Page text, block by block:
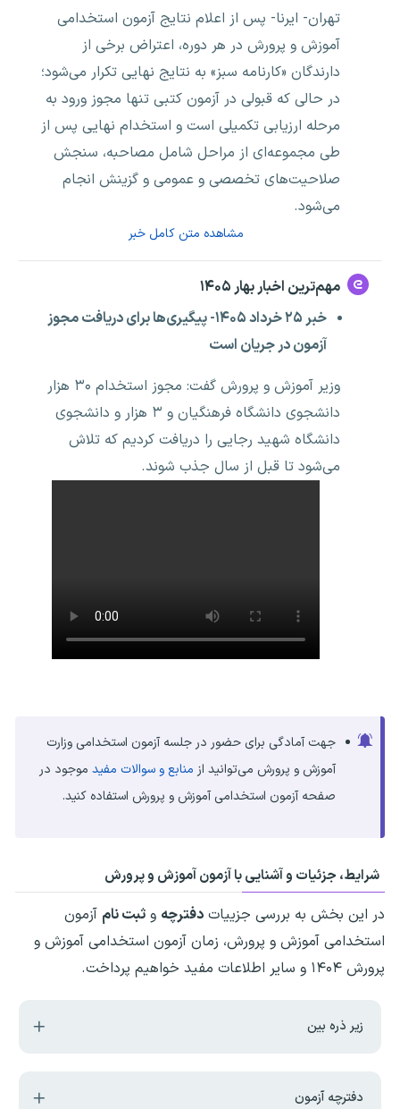
تهران- ایرنا- پس از اعلام نتایج آزمون استخدامی
آموزش و پرورش در هر دوره، اعتراض برخی از
دارندگان «کارنامه سبز» به نتایج نهایی تکرار می‌شود؛
در حالی که قبولی در آزمون کتبی تنها مجوز ورود به
مرحله ارزیابی تکمیلی است و استخدام نهایی پس از
طی مجموعه‌ای از مراحل شامل مصاحبه، سنجش
صلاحیت‌های تخصصی و عمومی و گزینش انجام
می‌شود.
مشاهده متن کامل خبر
مهم‌ترین اخبار بهار ۱۴۰۵
خبر ۲۵ خرداد ۱۴۰۵- پیگیری‌ها برای دریافت مجوز
آزمون در جریان است
وزیر آموزش و پرورش گفت: مجوز استخدام ۳۰ هزار
دانشجوی دانشگاه فرهنگیان و ۳ هزار و دانشجوی
دانشگاه شهید رجایی را دریافت کردیم که تلاش
می‌شود تا قبل از سال جذب شوند.
جهت آمادگی برای حضور در جلسه آزمون استخدامی وزارت
آموزش و پرورش می‌توانید از منابع و سوالات مفید موجود در
صفحه آزمون استخدامی آموزش و پرورش استفاده کنید.
شرایط، جزئیات و آشنایی با آزمون آموزش و پرورش
در این بخش به بررسی جزییات دفترچه و ثبت نام آزمون
استخدامی آموزش و پرورش، زمان آزمون استخدامی آموزش و
پرورش ۱۴۰۴ و سایر اطلاعات مفید خواهیم پرداخت.
زیر ذره بین
دفترچه آزمون